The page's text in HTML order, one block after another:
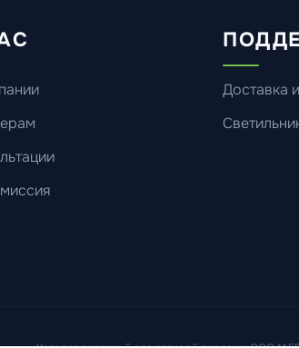
Доставка